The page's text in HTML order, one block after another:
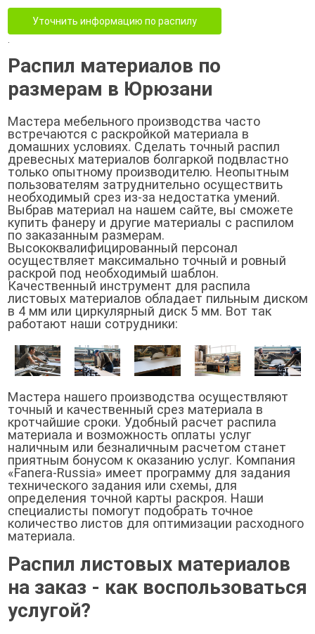
Уточнить информацию по распилу
Распил материалов по
размерам в Юрюзани
Мастера мебельного производства часто
встречаются с раскройкой материала в
домашних условиях. Сделать точный распил
древесных материалов болгаркой подвластно
только опытному производителю. Неопытным
пользователям затруднительно осуществить
необходимый срез из-за недостатка умений.
Выбрав материал на нашем сайте, вы сможете
купить фанеру и другие материалы с распилом
по заказанным размерам.
Высококвалифицированный персонал
осуществляет максимально точный и ровный
раскрой под необходимый шаблон.
Качественный инструмент для распила
листовых материалов обладает пильным диском
в 4 мм или циркулярный диск 5 мм. Вот так
работают наши сотрудники:
Мастера нашего производства осуществляют
точный и качественный срез материала в
кротчайшие сроки. Удобный расчет распила
материала и возможность оплаты услуг
наличным или безналичным расчетом станет
приятным бонусом к оказанию услуг. Компания
«Fanera-Russia» имеет программу для задания
технического задания или схемы, для
определения точной карты раскроя. Наши
специалисты помогут подобрать точное
количество листов для оптимизации расходного
материала.
Распил листовых материалов
на заказ - как воспользоваться
услугой?